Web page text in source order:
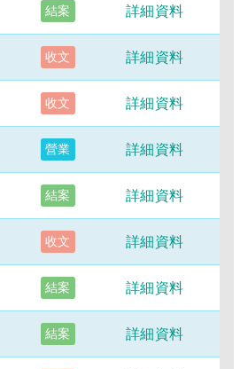
結案 詳細資料
收文 詳細資料
收文 詳細資料
營業 詳細資料
結案 詳細資料
收文 詳細資料
結案 詳細資料
結案 詳細資料